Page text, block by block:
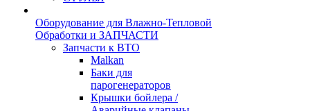
Оборудование для Влажно-Тепловой
Обработки и ЗАПЧАСТИ
Запчасти к ВТО
Malkan
Баки для
парогенераторов
Крышки бойлера /